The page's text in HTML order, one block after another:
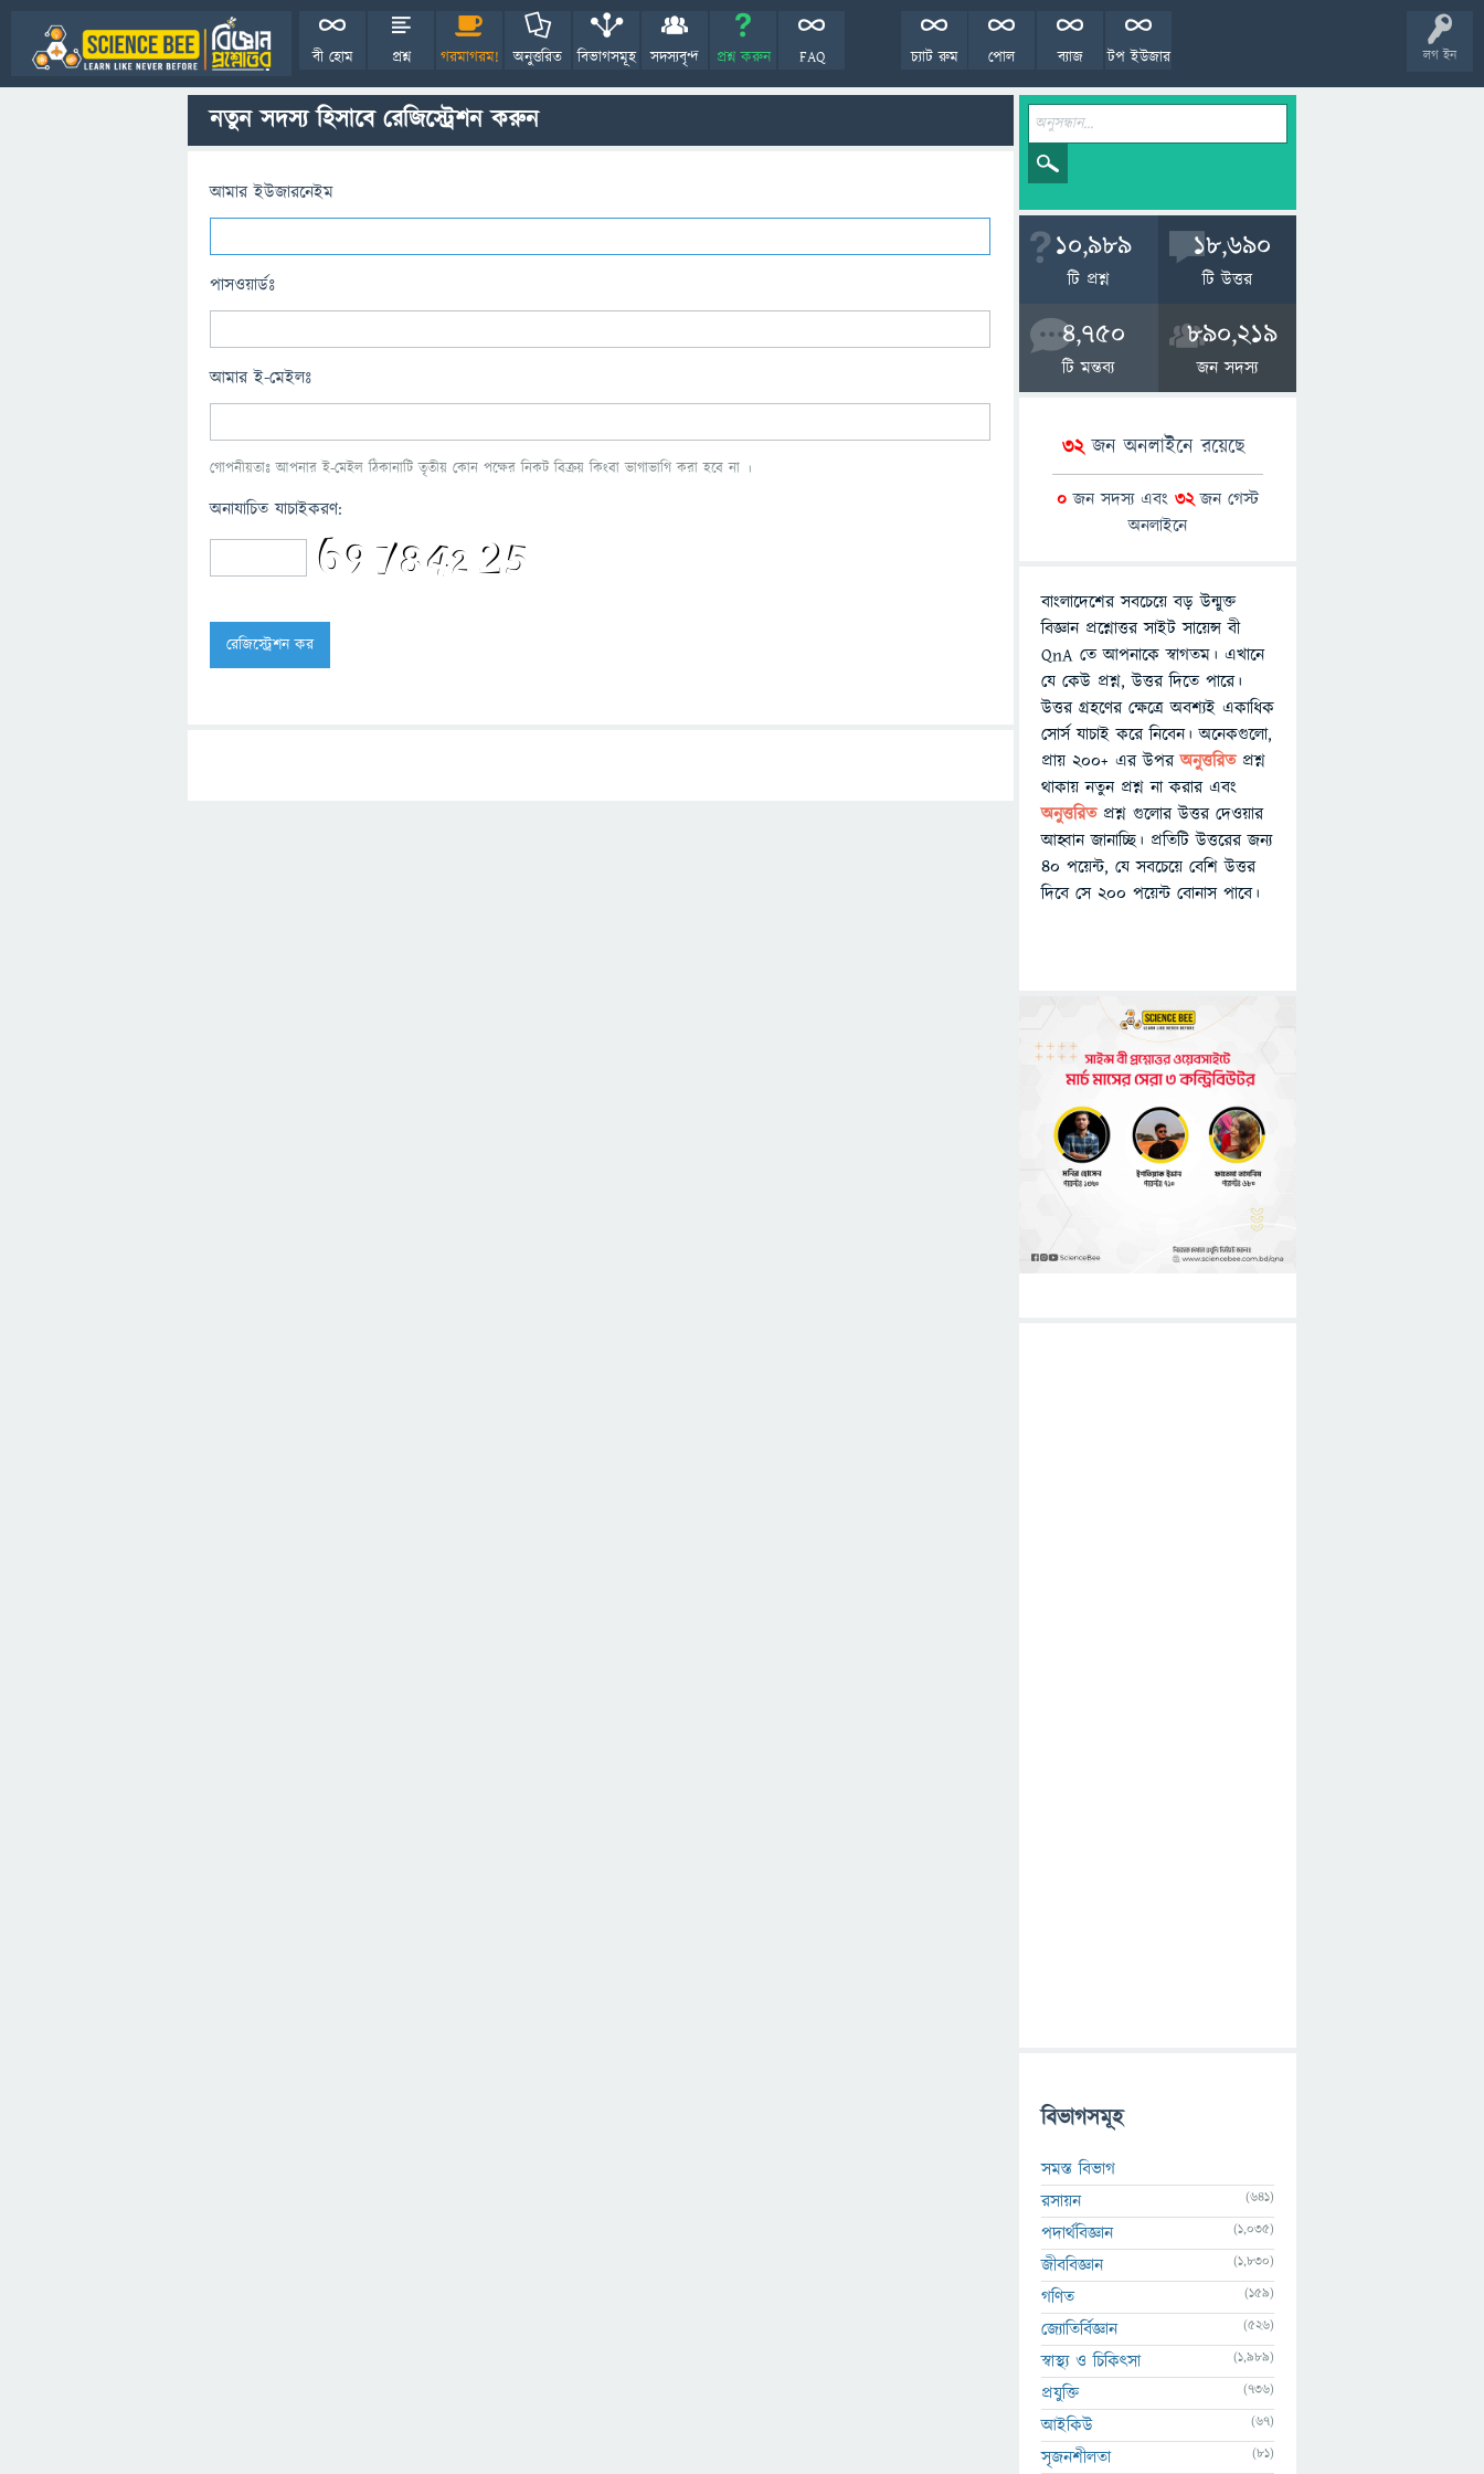
লগ ইন
বী হোম প্রশ্ন গরমাগরম! অনুত্তরিত বিভাগসমূহ সদস্যবৃন্দ প্রশ্ন করুন FAQ টপ ইউজার
ব্যাজ
পোল
চ্যাট রুম
নতুন সদস্য হিসাবে রেজিস্ট্রেশন করুন
আমার ইউজারনেইম
পাসওয়ার্ডঃ
আমার ই-মেইলঃ
গোপনীয়তাঃ আপনার ই-মেইল ঠিকানাটি তৃতীয় কোন পক্ষের নিকট বিক্রয় কিংবা ভাগাভাগি করা হবে না ।
অনাযাচিত যাচাইকরণ:
10,989
টি প্রশ্ন
18,690
টি উত্তর
4,750
টি মন্তব্য
890,219
জন সদস্য
32জন অনলাইনে রয়েছে
0 জন সদস্য এবং 32জন গেস্ট
অনলাইনে
বাংলাদেশের সবচেয়ে বড় উন্মুক্ত
বিজ্ঞান প্রশ্নোত্তর সাইট সায়েন্স বী
QnA তে আপনাকে স্বাগতম। এখানে
যে কেউ প্রশ্ন, উত্তর দিতে পারে।
উত্তর গ্রহণের ক্ষেত্রে অবশ্যই একাধিক
সোর্স যাচাই করে নিবেন। অনেকগুলো,
প্রায় ২০০+ এর উপরঅনুত্তরিতপ্রশ্ন
থাকায় নতুন প্রশ্ন না করার এবং
অনুত্তরিত প্রশ্ন গুলোর উত্তর দেওয়ার
আহ্বান জানাচ্ছি। প্রতিটি উত্তরের জন্য
৪০ পয়েন্ট, যে সবচেয়ে বেশি উত্তর
দিবে সে ২০০ পয়েন্ট বোনাস পাবে।
বিভাগসমূহ
সমস্ত বিভাগ
রসায়ন
(641)
পদার্থবিজ্ঞান (1,035)
জীববিজ্ঞান (1,830)
গণিত (159)
জ্যোতির্বিজ্ঞান (526)
স্বাস্থ্য ও চিকিৎসা (1,989)
প্রযুক্তি (736)
আইকিউ (67)
সৃজনশীলতা (81)